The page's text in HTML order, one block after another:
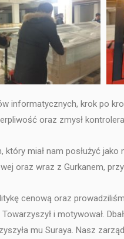
informatycznych, krok po
oraz zmysł
miał nam posłużyć jako
oraz wraz z Gurkanem,
cenową oraz
i motywował.
mu Suraya. Nasz